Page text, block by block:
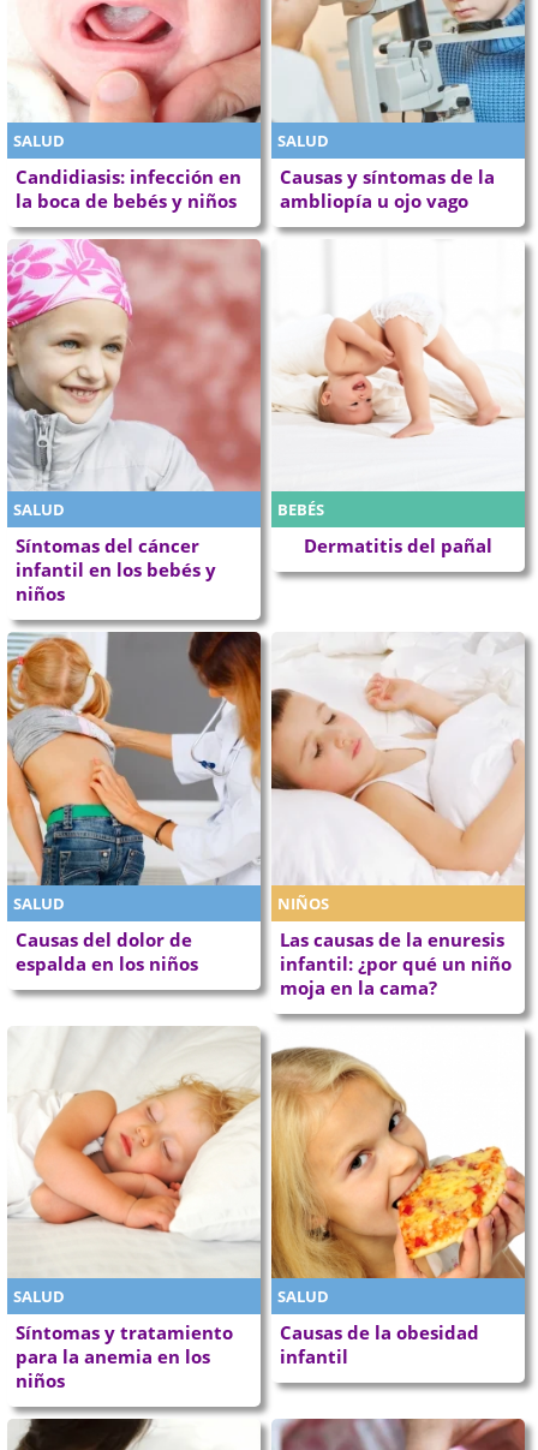
SALUD
Candidiasis: infección en
la boca de bebés y niños
SALUD
Causas y síntomas de la
ambliopía u ojo vago
SALUD
Síntomas del cáncer
infantil en los bebés y
niños
BEBÉS
Dermatitis del pañal
SALUD
Causas del dolor de
espalda en los niños
NIÑOS
Las causas de la enuresis
infantil: ¿por qué un niño
moja en la cama?
SALUD
Síntomas y tratamiento
para la anemia en los
niños
SALUD
Causas de la obesidad
infantil